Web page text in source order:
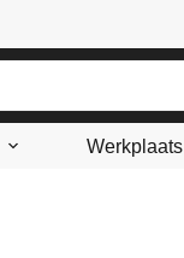
Werkplaats